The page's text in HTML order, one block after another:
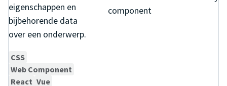
component
eigenschappen en
bijbehorende data
over een onderwerp.
CSS
Web Component
React Vue